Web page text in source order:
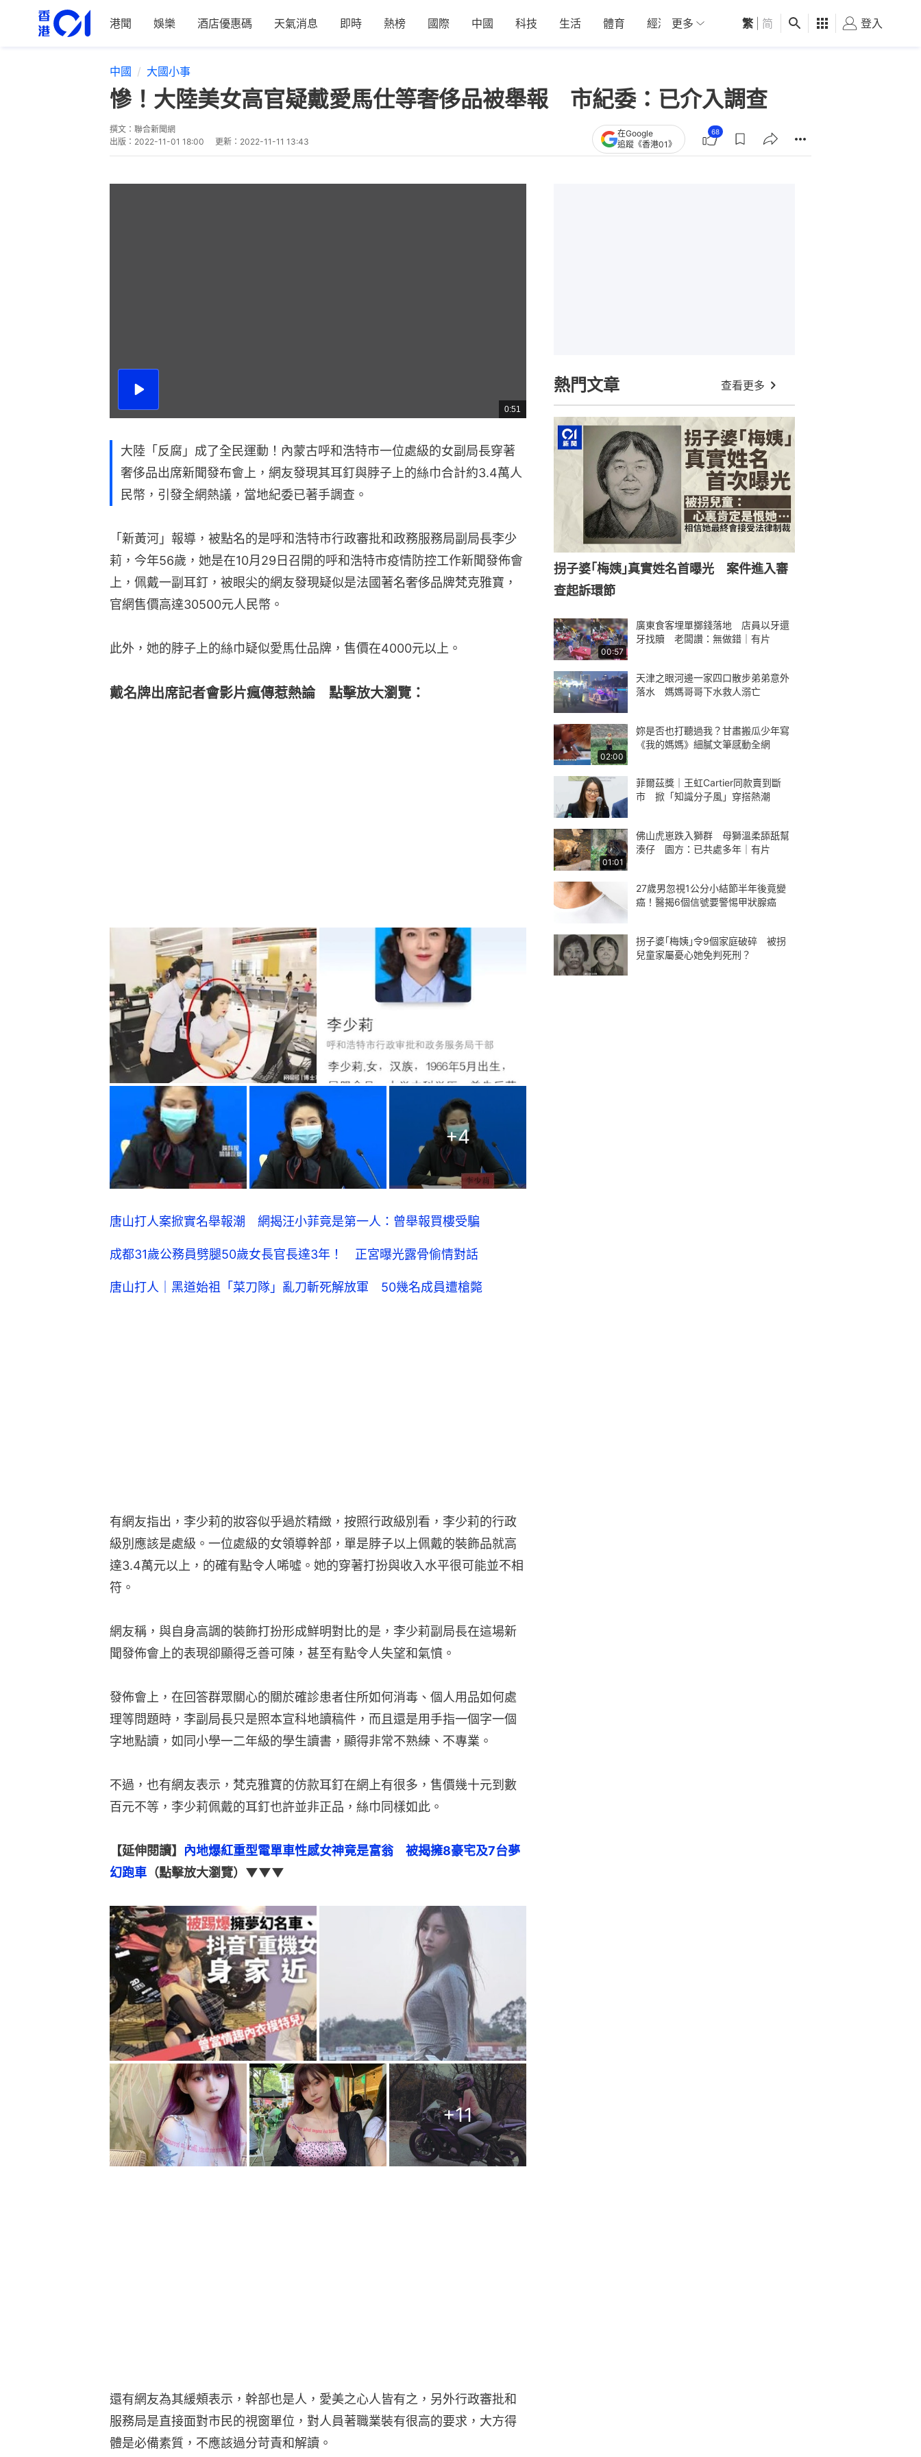
港聞 娛樂 酒店優惠碼 天氣消息 即時 熱榜 國際 中國 科技 生活 體育 經濟 01深圳 觀點 健康 好食玩飛
更多 繁 简 登入
中國 大國小事
慘！大陸美女高官疑戴愛馬仕等奢侈品被舉報 市紀委：已介入調查
撰文： 聯合新聞網
出版： 2022-11-01 18:00 更新： 2022-11-11 13:43
在Google
追蹤《香港01》
68
播
總
共
0:51
大陸「反腐」成了全民運動！內蒙古呼和浩特市一位處級的女副局長穿著
奢侈品出席新聞發布會上，網友發現其耳釘與脖子上的絲巾合計約3.4萬人
民幣，引發全網熱議，當地紀委已著手調查。
「新黃河」報導，被點名的是呼和浩特市行政審批和政務服務局副局長李少
莉，今年56歲，她是在10月29日召開的呼和浩特市疫情防控工作新聞發佈會
上，佩戴一副耳釘，被眼尖的網友發現疑似是法國著名奢侈品牌梵克雅寶，
官網售價高達30500元人民幣。
此外，她的脖子上的絲巾疑似愛馬仕品牌，售價在4000元以上。
戴名牌出席記者會影片瘋傳惹熱論 點擊放大瀏覽：
+4
唐山打人案掀實名舉報潮 網揭汪小菲竟是第一人：曾舉報買樓受騙
成都31歲公務員劈腿50歲女長官長達3年！ 正宮曝光露骨偷情對話
唐山打人｜黑道始祖「菜刀隊」亂刀斬死解放軍 50幾名成員遭槍斃
有網友指出，李少莉的妝容似乎過於精緻，按照行政級別看，李少莉的行政
級別應該是處級。一位處級的女領導幹部，單是脖子以上佩戴的裝飾品就高
達3.4萬元以上，的確有點令人唏噓。她的穿著打扮與收入水平很可能並不相
符。
網友稱，與自身高調的裝飾打扮形成鮮明對比的是，李少莉副局長在這場新
聞發佈會上的表現卻顯得乏善可陳，甚至有點令人失望和氣憤。
發佈會上，在回答群眾關心的關於確診患者住所如何消毒、個人用品如何處
理等問題時，李副局長只是照本宣科地讀稿件，而且還是用手指一個字一個
字地點讀，如同小學一二年級的學生讀書，顯得非常不熟練、不專業。
不過，也有網友表示，梵克雅寶的仿款耳釘在網上有很多，售價幾十元到數
百元不等，李少莉佩戴的耳釘也許並非正品，絲巾同樣如此。
【延伸閱讀】 內地爆紅重型電單車性感女神竟是富翁　被揭擁8豪宅及7台夢
幻跑車 （點擊放大瀏覽）▼▼▼
+11
還有網友為其緩頰表示，幹部也是人，愛美之心人皆有之，另外行政審批和
服務局是直接面對市民的視窗單位，對人員著職業裝有很高的要求，大方得
體是必備素質，不應該過分苛責和解讀。
熱門文章 查看更多
拐子婆｢梅姨｣真實姓名首曝光 案件進入審
查起訴環節
00:57
廣東食客埋單擲錢落地 店員以牙還
牙找贖 老闆讚：無做錯｜有片
天津之眼河邊一家四口散步弟弟意外
落水 媽媽哥哥下水救人溺亡
02:00
妳是否也打聽過我？甘肅搬瓜少年寫
《我的媽媽》細膩文筆感動全網
菲爾茲獎｜王虹Cartier同款賣到斷
市 掀「知識分子風」穿搭熱潮
01:01
佛山虎崽跌入獅群 母獅溫柔舔舐幫
湊仔 園方：已共處多年｜有片
27歲男忽視1公分小結節半年後竟變
癌！醫揭6個信號要警惕甲狀腺癌
拐子婆｢梅姨｣令9個家庭破碎 被拐
兒童家屬憂心她免判死刑？